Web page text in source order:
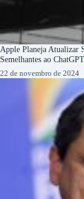
Apple Planeja Atualizar
Semelhantes ao
22 de novembro de 2024